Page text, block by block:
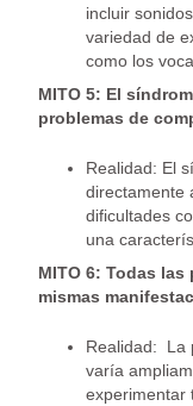
incluir
variedad de
como los
MITO 5: El
problemas de
Realidad: El
directamente
dificultades
una
MITO 6: Todas
mismas
Realidad: La
varía
experimentar